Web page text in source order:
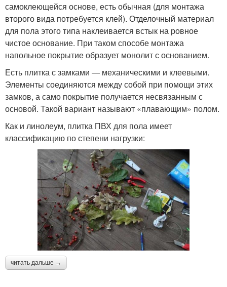
самоклеющейся основе, есть обычная (для монтажа
второго вида потребуется клей). Отделочный материал
для пола этого типа наклеивается встык на ровное
чистое основание. При таком способе монтажа
напольное покрытие образует монолит с основанием.
Есть плитка с замками — механическими и клеевыми.
Элементы соединяются между собой при помощи этих
замков, а само покрытие получается несвязанным с
основой. Такой вариант называют «плавающим» полом.
Как и линолеум, плитка ПВХ для пола имеет
классификацию по степени нагрузки:
читать дальше →